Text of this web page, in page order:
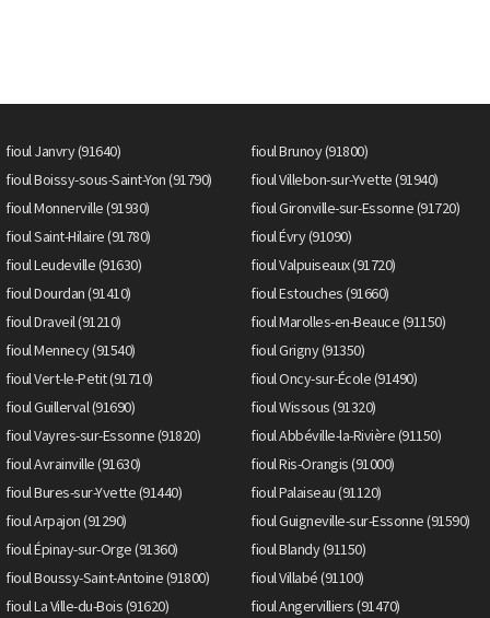
fioul Janvry (91640)
fioul Brunoy (91800)
fioul Boissy-sous-Saint-Yon (91790)
fioul Villebon-sur-Yvette (91940)
fioul Monnerville (91930)
fioul Gironville-sur-Essonne (91720)
fioul Saint-Hilaire (91780)
fioul Évry (91090)
fioul Leudeville (91630)
fioul Valpuiseaux (91720)
fioul Dourdan (91410)
fioul Estouches (91660)
fioul Draveil (91210)
fioul Marolles-en-Beauce (91150)
fioul Mennecy (91540)
fioul Grigny (91350)
fioul Vert-le-Petit (91710)
fioul Oncy-sur-École (91490)
fioul Guillerval (91690)
fioul Wissous (91320)
fioul Vayres-sur-Essonne (91820)
fioul Abbéville-la-Rivière (91150)
fioul Avrainville (91630)
fioul Ris-Orangis (91000)
fioul Bures-sur-Yvette (91440)
fioul Palaiseau (91120)
fioul Arpajon (91290)
fioul Guigneville-sur-Essonne (91590)
fioul Épinay-sur-Orge (91360)
fioul Blandy (91150)
fioul Boussy-Saint-Antoine (91800)
fioul Villabé (91100)
fioul La Ville-du-Bois (91620)
fioul Angervilliers (91470)